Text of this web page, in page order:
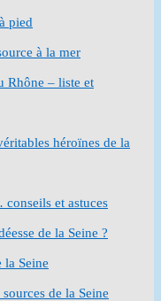
pied
à la mer
Rhône – liste et
héroïnes de la
et astuces
de la Seine ?
la Seine
de la Seine